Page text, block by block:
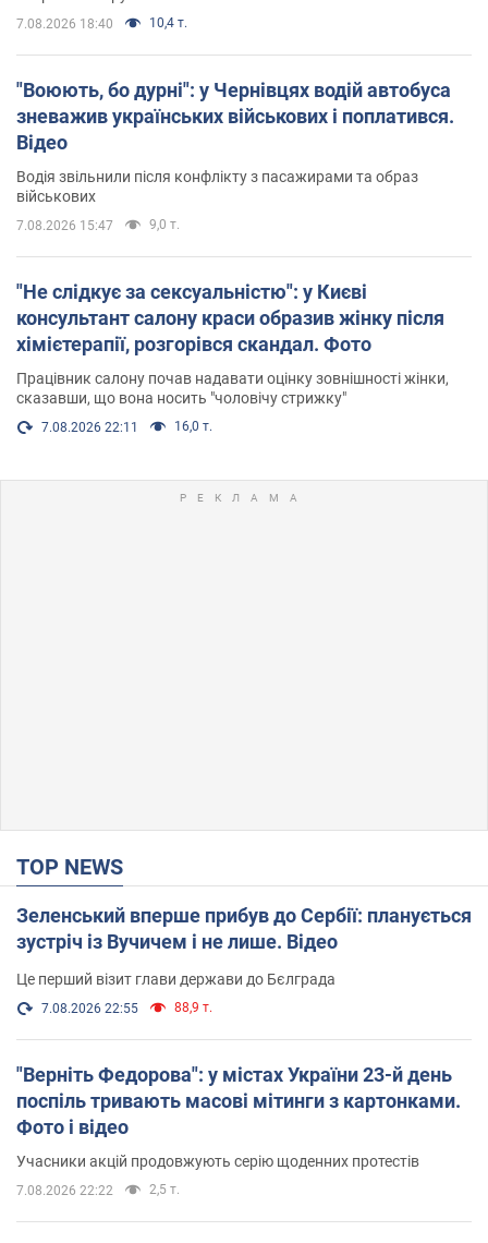
7.08.2026 18:40 10,4 т.
"Воюють, бо дурні": у Чернівцях водій автобуса
зневажив українських військових і поплатився.
Відео
Водія звільнили після конфлікту з пасажирами та образ
військових
7.08.2026 15:47 9,0 т.
"Не слідкує за сексуальністю": у Києві
консультант салону краси образив жінку після
хімієтерапії, розгорівся скандал. Фото
Працівник салону почав надавати оцінку зовнішності жінки,
сказавши, що вона носить "чоловічу стрижку"
7.08.2026 22:11 16,0 т.
TOP NEWS
Зеленський вперше прибув до Сербії: планується
зустріч із Вучичем і не лише. Відео
Це перший візит глави держави до Бєлграда
7.08.2026 22:55 88,9 т.
"Верніть Федорова": у містах України 23-й день
поспіль тривають масові мітинги з картонками.
Фото і відео
Учасники акцій продовжують серію щоденних протестів
7.08.2026 22:22 2,5 т.